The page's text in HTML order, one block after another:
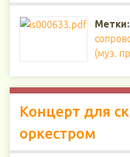
Метки:
(муз.
Концерт для
оркестром